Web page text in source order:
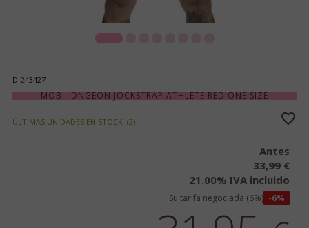
D-243427
MOB - DNGEON JOCKSTRAP ATHLETE RED ONE SIZE
ÚLTIMAS UNIDADES EN STOCK (2)
Antes
33,99 €
21.00% IVA incluido
Su tarifa negociada (6%) 6%